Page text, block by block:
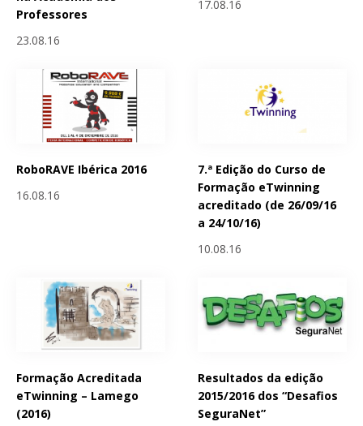
Professores
23.08.16
17.08.16
RoboRAVE Ibérica 2016
16.08.16
7.ª Edição do Curso de
Formação eTwinning
acreditado (de 26/09/16
a 24/10/16)
10.08.16
Formação Acreditada
eTwinning – Lamego
(2016)
Resultados da edição
2015/2016 dos “Desafios
SeguraNet”